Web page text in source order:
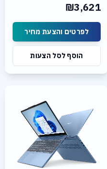
UHD Graphics Display: 15.3
₪3,621
לפרטים והצעת מחיר
הוסף לסל הצעות